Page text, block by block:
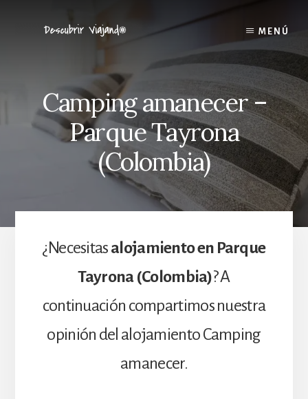
MENÚ
Camping amanecer –
Parque Tayrona
(Colombia)
¿Necesitasalojamiento en Parque
Tayrona (Colombia)? A
continuación compartimos nuestra
opinión del alojamiento Camping
amanecer.